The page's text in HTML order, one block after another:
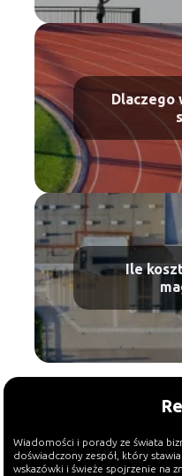
Dlaczego
Ile
Wiadomości i porady ze świata
doświadczony zespół, który
wskazówki i świeże spojrzenie na